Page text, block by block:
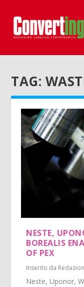
TAG:
NESTE,
BOREALIS
OF PEX
Inserito da
Neste, Uponor,